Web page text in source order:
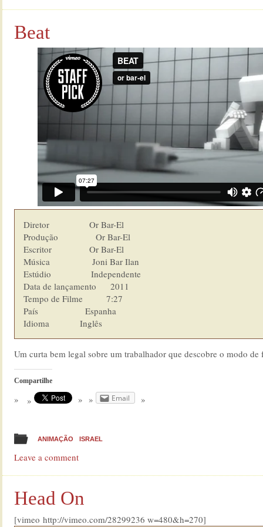
Beat
Diretor                 Or Bar-El
Produção                Or Bar-El
Escritor                Or Bar-El
Música                  Joni Bar Ilan
Estúdio                 Independente
Data de lançamento      2011
Tempo de Filme          7:27
País                    Espanha
Idioma  	        Inglês
Um curta bem legal sobre um trabalhador que descobre o modo
Compartilhe
Email
ANIMAÇÃO ISRAEL
Leave a comment
Head On
[vimeo http://vimeo.com/28299236 w=480&h=270]